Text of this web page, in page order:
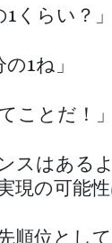
くらい？」
1ね」
ことだ！」
スはある
現の可能性
順位とし